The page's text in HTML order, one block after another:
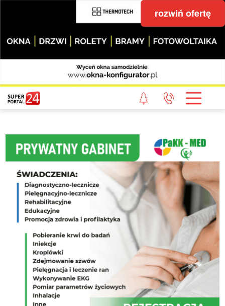
rozwiń ofertę
STRONA GŁÓWNA
POWIAT GRYFICKI
WIADOMOŚCI Z LASU
STUDIO SUPERPORTALU
KONTAKT
REDAKCJA
REGULAMIN